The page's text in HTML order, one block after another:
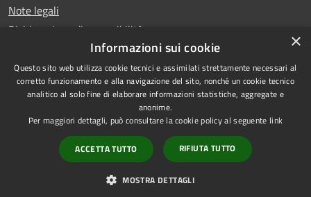
Note legali
Dichiarazione di accessibilità
RSS
Accessibilità
Copyright © 2025 Comune di
Ariano Irpino
Powered byMunicipium
Accesso redazione
×
Informazioni sui cookie
Questo sito web utilizza cookie tecnici e assimilati strettamente necessari al
corretto funzionamento e alla navigazione del sito, nonché un cookie tecnico
analitico al solo fine di elaborare informazioni statistiche, aggregate e
anonime.
Per maggiori dettagli, può consultare la cookie policy al seguente link
ACCETTA TUTTO RIFIUTA TUTTO
MOSTRA DETTAGLI